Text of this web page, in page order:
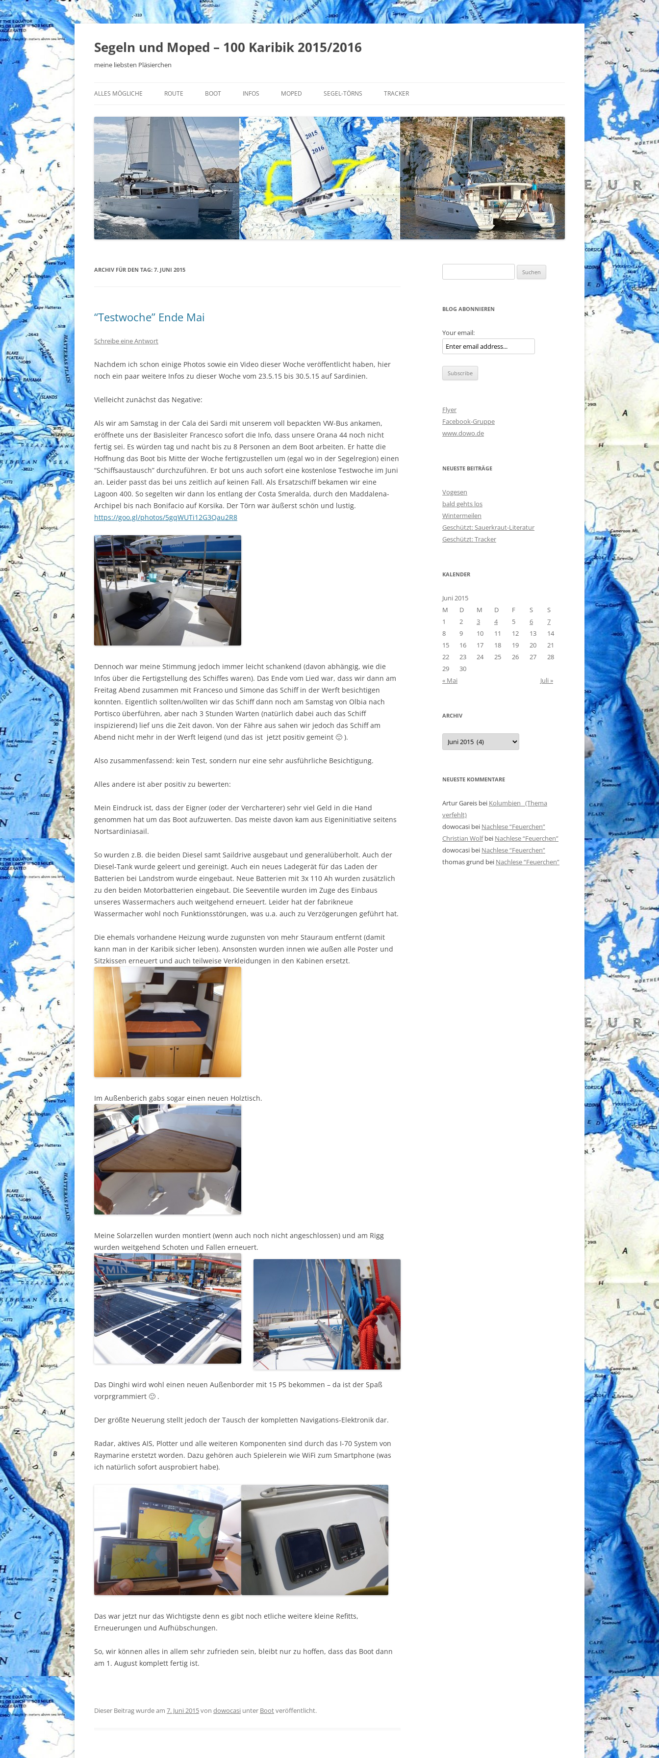
Zum
Segeln und Moped – 100 Karibik 2015/2016
meine liebsten Pläsierchen
ALLES MÖGLICHE ROUTE BOOT INFOS MOPED SEGEL-TÖRNS TRACKER
ARCHIV FÜR DEN TAG: 7. JUNI 2015
“Testwoche” Ende Mai
Schreibe eine Antwort
Nachdem ich schon einige Photos sowie ein Video dieser Woche veröffentlicht haben, hier
noch ein paar weitere Infos zu dieser Woche vom 23.5.15 bis 30.5.15 auf Sardinien.
Vielleicht zunächst das Negative:
Als wir am Samstag in der Cala dei Sardi mit unserem voll bepackten VW-Bus ankamen,
eröffnete uns der Basisleiter Francesco sofort die Info, dass unsere Orana 44 noch nicht
fertig sei. Es würden tag und nacht bis zu 8 Personen an dem Boot arbeiten. Er hatte die
Hoffnung das Boot bis Mitte der Woche fertigzustellen um (egal wo in der Segelregion) einen
“Schiffsaustausch” durchzuführen. Er bot uns auch sofort eine kostenlose Testwoche im Juni
an. Leider passt das bei uns zeitlich auf keinen Fall. Als Ersatzschiff bekamen wir eine
Lagoon 400. So segelten wir dann los entlang der Costa Smeralda, durch den Maddalena-
Archipel bis nach Bonifacio auf Korsika. Der Törn war äußerst schön und lustig.
https://goo.gl/photos/5gqWUTi12G3Qau2R8
Dennoch war meine Stimmung jedoch immer leicht schankend (davon abhängig, wie die
Infos über die Fertigstellung des Schiffes waren). Das Ende vom Lied war, dass wir dann am
Freitag Abend zusammen mit Franceso und Simone das Schiff in der Werft besichtigen
konnten. Eigentlich sollten/wollten wir das Schiff dann noch am Samstag von Olbia nach
Portisco überführen, aber nach 3 Stunden Warten (natürlich dabei auch das Schiff
inspizierend) lief uns die Zeit davon. Von der Fähre aus sahen wir jedoch das Schiff am
Abend nicht mehr in der Werft leigend (und das ist jetzt positiv gemeint 🙂 ).
Also zusammenfassend: kein Test, sondern nur eine sehr ausführliche Besichtigung.
Alles andere ist aber positiv zu bewerten:
Mein Eindruck ist, dass der Eigner (oder der Vercharterer) sehr viel Geld in die Hand
genommen hat um das Boot aufzuwerten. Das meiste davon kam aus Eigeninitiative seitens
Nortsardiniasail.
So wurden z.B. die beiden Diesel samt Saildrive ausgebaut und generalüberholt. Auch der
Diesel-Tank wurde geleert und gereinigt. Auch ein neues Ladegerät für das Laden der
Batterien bei Landstrom wurde eingebaut. Neue Batterien mit 3x 110 Ah wurden zusätzlich
zu den beiden Motorbatterien eingebaut. Die Seeventile wurden im Zuge des Einbaus
unseres Wassermachers auch weitgehend erneuert. Leider hat der fabrikneue
Wassermacher wohl noch Funktionsstörungen, was u.a. auch zu Verzögerungen geführt hat.
Die ehemals vorhandene Heizung wurde zugunsten von mehr Stauraum entfernt (damit
kann man in der Karibik sicher leben). Ansonsten wurden innen wie außen alle Poster und
Sitzkissen erneuert und auch teilweise Verkleidungen in den Kabinen ersetzt.
Im Außenberich gabs sogar einen neuen Holztisch.
Meine Solarzellen wurden montiert (wenn auch noch nicht angeschlossen) und am Rigg
wurden weitgehend Schoten und Fallen erneuert.
Das Dinghi wird wohl einen neuen Außenborder mit 15 PS bekommen – da ist der Spaß
vorprgrammiert 🙂 .
Der größte Neuerung stellt jedoch der Tausch der kompletten Navigations-Elektronik dar.
Radar, aktives AIS, Plotter und alle weiteren Komponenten sind durch das I-70 System von
Raymarine erstetzt worden. Dazu gehören auch Spielerein wie WiFi zum Smartphone (was
ich natürlich sofort ausprobiert habe).
Das war jetzt nur das Wichtigste denn es gibt noch etliche weitere kleine Refitts,
Erneuerungen und Aufhübschungen.
So, wir können alles in allem sehr zufrieden sein, bleibt nur zu hoffen, dass das Boot dann
am 1. August komplett fertig ist.
Dieser Beitrag wurde am 7. Juni 2015von dowocasi unter Bootveröffentlicht.
nach:
BLOG ABONNIEREN
Your email:
Flyer
Facebook-Gruppe
www.dowo.de
NEUESTE BEITRÄGE
Vogesen
bald gehts los
Wintermeilen
Geschützt: Sauerkraut-Literatur
Geschützt: Tracker
KALENDER
Juni 2015
M
D M D F S
S
1
2 3 4 5 6
7
8
9 10 11 12 13
14
15
16 17 18 19 20
21
22
23 24 25 26 27
28
29
30
« Mai
Juli »
ARCHIV
Archiv
NEUESTE KOMMENTARE
Artur Gareis bei Kolumbien (Thema
verfehlt)
dowocasi bei Nachlese “Feuerchen”
Christian Wolfbei Nachlese “Feuerchen”
dowocasi bei Nachlese “Feuerchen”
thomas grund bei Nachlese “Feuerchen”